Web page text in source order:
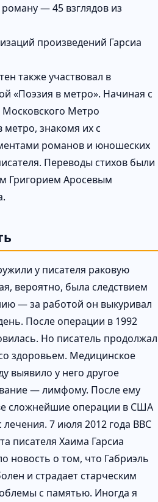
— 45 взглядов из
произведений Гарсиа
также участвовал в
«Поэзия в метро». Начиная с
Московского Метро
знакомя их с
романов и юношеских
Переводы стихов были
Григорием Аросевым
у писателя раковую
вероятно, была следствием
— за работой он выкуривал
После операции в 1992
Но писатель продолжал
здоровьем. Медицинское
выявило у него другое
— лимфому. После ему
сложнейшие операции в США
7 июля 2012 года BBC
писателя Хаима Гарсиа
новость о том, что Габриэль
и страдает старческим
с памятью. Иногда я